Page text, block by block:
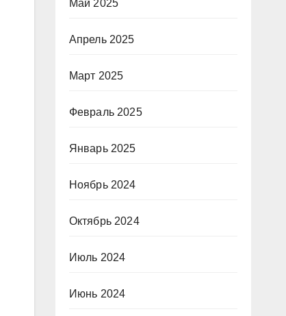
Май 2025
Апрель 2025
Март 2025
Февраль 2025
Январь 2025
Ноябрь 2024
Октябрь 2024
Июль 2024
Июнь 2024